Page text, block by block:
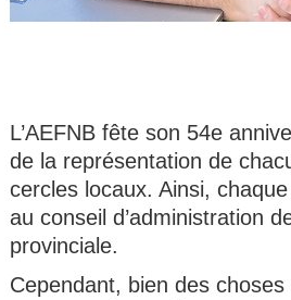
L’AEFNB fête son 54e
de la représentation de
cercles locaux. Ainsi,
au conseil d’administration
provinciale.
Cependant, bien des choses